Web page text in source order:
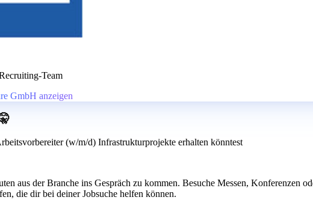
Team
GmbH anzeigen
(w/m/d) Infrastrukturprojekte erhalten könntest
aus der Branche ins Gespräch zu kommen. Besuche Messen, Konferenzen
die dir bei deiner Jobsuche helfen können.